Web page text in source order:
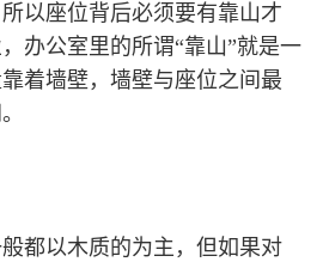
以座位背后必须要有靠山才
办公室里的所谓“靠山”就是一
着墙壁，墙壁与座位之间最
都以木质的为主，但如果对